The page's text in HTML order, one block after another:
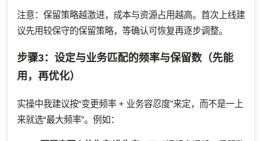
注意：保留策略越激进，成本与资源占用越高。首次上线建
议先用较保守的保留策略，等确认可恢复再逐步调整。
步骤3：设定与业务匹配的频率与保留数（先能
用，再优化）
实操中我建议按“变更频率 + 业务容忍度”来定，而不是一上
来就选“最大频率”。例如：